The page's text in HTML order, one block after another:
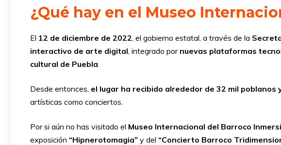
¿Qué hay en el Museo
El 12 de diciembre de 2022, el gobierno estatal, a través de la
interactivo de arte digital, integrado por nuevas plataformas
cultural de Puebla.
Desde entonces, el lugar ha recibido alrededor de 32 mil poblanos
artísticas como conciertos.
Por si aún no has visitado el Museo Internacional del Barroco
exposición “Hipnerotomagia” y del “Concierto Barroco